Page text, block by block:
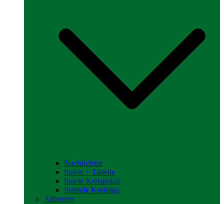
Nachrichten
Spiele + Tabelle
Spiele Kreispokal
Statistik Kreisliga
Altherren